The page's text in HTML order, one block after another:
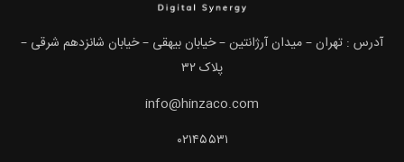
آدرس : تهران – میدان آرژانتین – خیابان بیهقی – خیابان شانزدهم شرقی –
پلاک ۳۲
info@hinzaco.com
۰۲۱۴۵۵۳۱